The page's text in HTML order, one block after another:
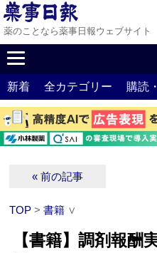
薬のことなら薬事日報ウェブサイト
新着 全カテゴリー 購読
« 前の記事
TOP >書籍 ∨
【書籍】調剤報